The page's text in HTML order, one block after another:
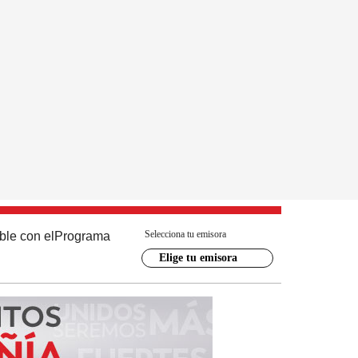
con el Programa Selecciona tu emisora
Elige tu emisora